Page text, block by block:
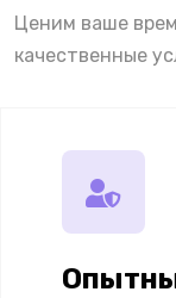
Ценим ваше
качественные